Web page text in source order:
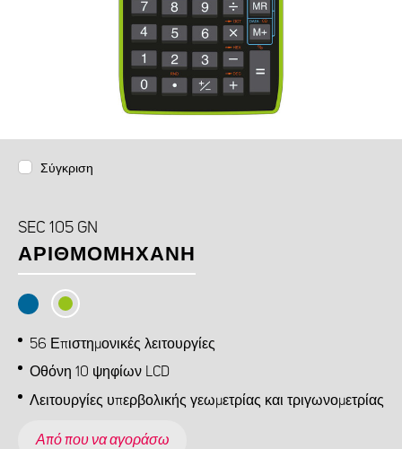
Σύγκριση
SEC 105 GN
ΑΡΙΘΜΟΜΗΧΑΝΉ
56 Επιστημονικές λειτουργίες
Οθόνη 10 ψηφίων LCD
Λειτουργίες υπερβολικής γεωμετρίας και τριγωνομετρίας
Από που να αγοράσω